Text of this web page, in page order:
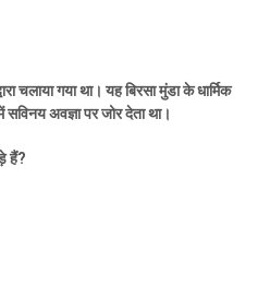
चलाया गया था। यह बिरसा मुंडा के धार्मिक
अवज्ञा पर जोर देता था।
हैं?